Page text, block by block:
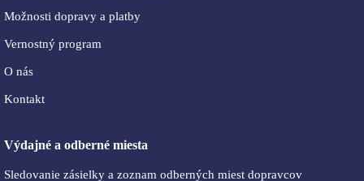
Možnosti dopravy a platby
Vernostný program
O nás
Kontakt
Výdajné a odberné miesta
Sledovanie zásielky a zoznam odberných miest dopravcov